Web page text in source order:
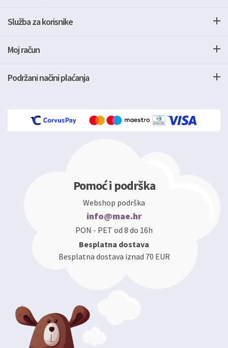
Služba za korisnike
Moj račun
Podržani načini plaćanja
Pomoć i podrška
Webshop podrška
info@mae.hr
PON - PET od 8 do 16h
Besplatna dostava
Besplatna dostava iznad 70 EUR